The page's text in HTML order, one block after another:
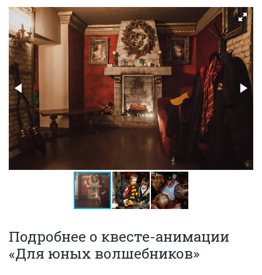
Подробнее о квесте-анимации
«Для юных волшебников»